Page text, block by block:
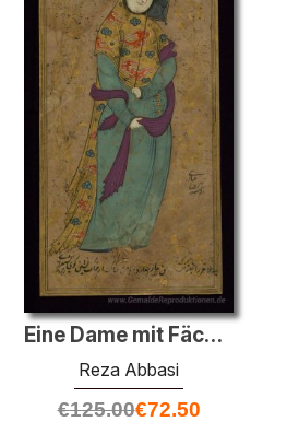
Eine Dame mit Fächer
Reza Abbasi
€125.00€72.50